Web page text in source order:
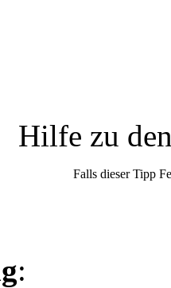
Hilfe zu
Falls dieser Tipp
: